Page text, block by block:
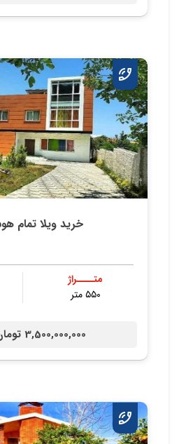
خرید ویلا تمام
متــــراژ
۵۵۰ متر
3,500,000,000 تومان /